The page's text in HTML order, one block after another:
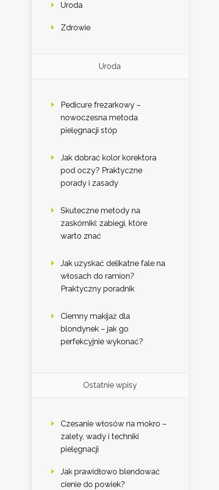
Uroda
Zdrowie
Uroda
Pedicure frezarkowy –
nowoczesna metoda
pielęgnacji stóp
Jak dobrać kolor korektora
pod oczy? Praktyczne
porady i zasady
Skuteczne metody na
zaskórniki: zabiegi, które
warto znać
Jak uzyskać delikatne fale na
włosach do ramion?
Praktyczny poradnik
Ciemny makijaż dla
blondynek – jak go
perfekcyjnie wykonać?
Ostatnie wpisy
Czesanie włosów na mokro –
zalety, wady i techniki
pielęgnacji
Jak prawidłowo blendować
cienie do powiek?